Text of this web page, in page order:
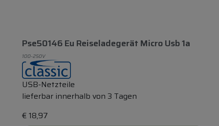
Pse50146 Eu Reiseladegerät Micro Usb 1a
100-250V
USB-Netzteile
lieferbar innerhalb von 3 Tagen
€ 18,97